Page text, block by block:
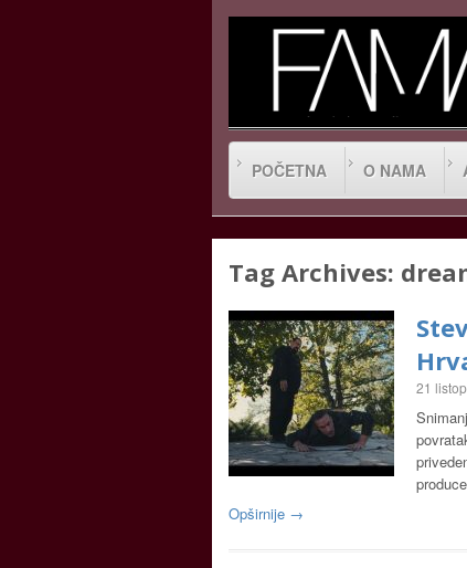
POČETNA O NAMA
Tag Archives:
21
Opširnije →